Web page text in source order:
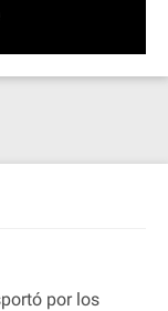
por los